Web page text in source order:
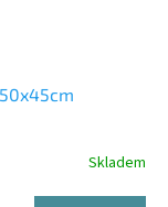
Skladem